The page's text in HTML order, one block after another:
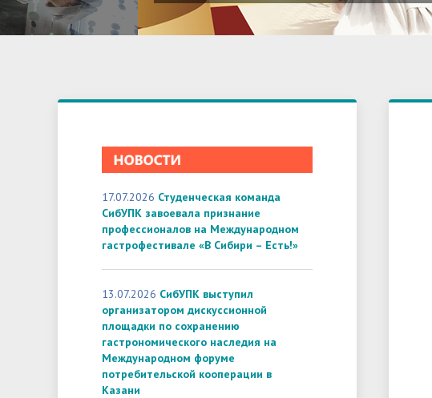
17.07.2026 Студенческая команда
СибУПК завоевала признание
профессионалов на Международном
гастрофестивале «В Сибири – Есть!»
13.07.2026 СибУПК выступил
организатором дискуссионной
площадки по сохранению
гастрономического наследия на
Международном форуме
потребительской кооперации в
Казани